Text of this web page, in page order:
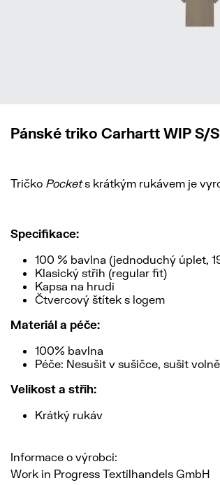
Pánské triko Carhartt WIP S/
Tričko Pockets krátkým rukávem je
Specifikace:
100 % bavlna (jednoduchý úplet,
Klasický střih (regular fit)
Kapsa na hrudi
Čtvercový štítek s logem
Materiál a péče:
100% bavlna
Péče: Nesušit v sušičce, sušit
Velikost a střih:
Krátký rukáv
Informace o výrobci:
Work in Progress Textilhandels GmbH